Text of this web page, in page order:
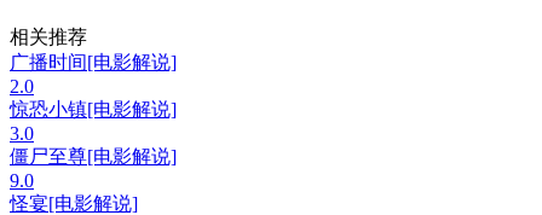
相关推荐
广播时间[电影解说]
2.0
惊恐小镇[电影解说]
3.0
僵尸至尊[电影解说]
9.0
怪宴[电影解说]